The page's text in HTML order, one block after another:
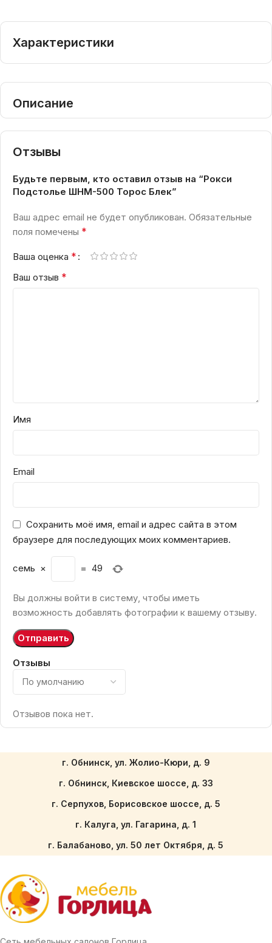
Описание
Характеристики
Отзывы
Отзывы
Отзывов пока нет.
Будьте первым, кто оставил отзыв на “Рокси
Подстолье ШНМ-500 Торос Блек”
Ваш адрес email не будет опубликован. Обязательные
поля помечены *
Ваша оценка *
Ваш отзыв *
Имя
Email
Сохранить моё имя, email и адрес сайта в этом
браузере для последующих моих комментариев.
семь × = 49
Вы должны войти в систему, чтобы иметь
возможность добавлять фотографии к вашему отзыву.
г. Обнинск, ул. Жолио-Кюри, д. 9
г. Обнинск, Киевское шоссе, д. 33
г. Серпухов, Борисовское шоссе, д. 5
г. Калуга, ул. Гагарина, д. 1
г. Балабаново, ул. 50 лет Октября, д. 5